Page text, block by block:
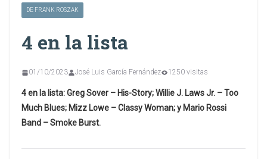
DE FRANK ROSZAK
4 en la lista
01/10/2023 José Luis García Fernández 1250 visitas
4 en la lista: Greg Sover – His-Story; Willie J. Laws Jr. – Too
Much Blues; Mizz Lowe – Classy Woman; y Mario Rossi
Band – Smoke Burst.